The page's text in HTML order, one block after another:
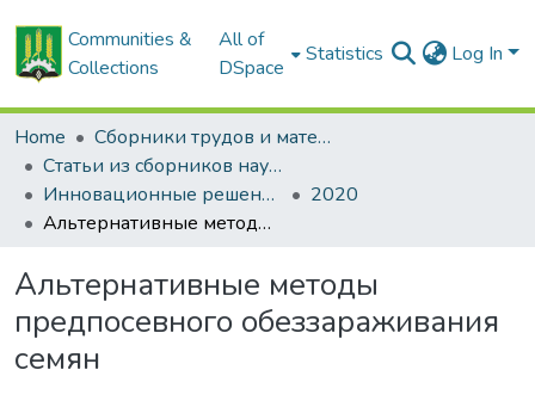
Communities &
Collections
All of
DSpace
Statistics Log In
Home
Сборники трудов и материалов конференций
Статьи из сборников научных трудов
Инновационные решения в технологиях и механизации сельскохозяйственного производства
2020
Альтернативные методы предпосевного обеззараживания семян
Альтернативные методы
предпосевного обеззараживания
семян